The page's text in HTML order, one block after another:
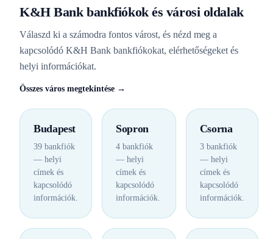
K&H Bank bankfiókok és városi oldalak
Válaszd ki a számodra fontos várost, és nézd meg a
kapcsolódó K&H Bank bankfiókokat, elérhetőségeket és
helyi információkat.
Összes város megtekintése →
Budapest
39 bankfiók
— helyi
címek és
kapcsolódó
információk.
Sopron
4 bankfiók
— helyi
címek és
kapcsolódó
információk.
Csorna
3 bankfiók
— helyi
címek és
kapcsolódó
információk.